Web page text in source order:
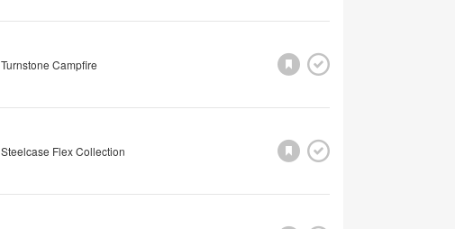
Turnstone Campfire
Steelcase Flex Collection